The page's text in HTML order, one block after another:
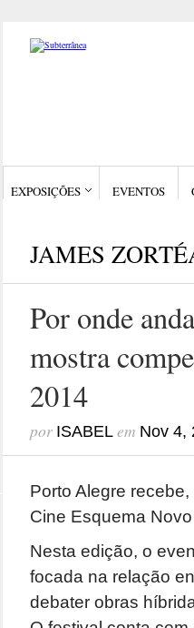
EXPOSIÇÕES EVENTOS
JAMES
Por onde
mostra
2014
por ISABELem Nov 4,
Porto Alegre
Cine Esquema
Nesta edição, o
focada na relação
debater obras